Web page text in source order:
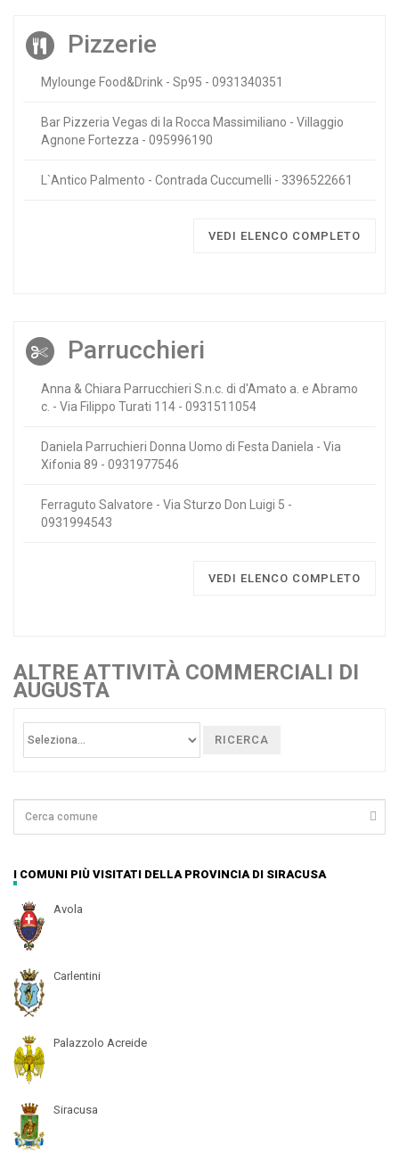
Pizzerie
Mylounge Food&Drink - Sp95 - 0931340351
Bar Pizzeria Vegas di la Rocca Massimiliano - Villaggio
Agnone Fortezza - 095996190
L`Antico Palmento - Contrada Cuccumelli - 3396522661
VEDI ELENCO COMPLETO
Parrucchieri
Anna & Chiara Parrucchieri S.n.c. di d'Amato a. e Abramo
c. - Via Filippo Turati 114 - 0931511054
Daniela Parruchieri Donna Uomo di Festa Daniela - Via
Xifonia 89 - 0931977546
Ferraguto Salvatore - Via Sturzo Don Luigi 5 -
0931994543
VEDI ELENCO COMPLETO
ALTRE ATTIVITÀ COMMERCIALI DI
AUGUSTA
RICERCA
I COMUNI PIÙ VISITATI DELLA PROVINCIA DI SIRACUSA
Avola
Carlentini
Palazzolo Acreide
Siracusa